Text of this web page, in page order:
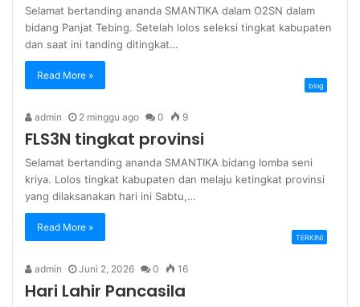
Selamat bertanding ananda SMANTIKA dalam O2SN dalam
bidang Panjat Tebing. Setelah lolos seleksi tingkat kabupaten
dan saat ini tanding ditingkat…
Read More »
blog
admin 2 minggu ago 0 9
FLS3N tingkat provinsi
Selamat bertanding ananda SMANTIKA bidang lomba seni
kriya. Lolos tingkat kabupaten dan melaju ketingkat provinsi
yang dilaksanakan hari ini Sabtu,…
Read More »
TERKINI
admin Juni 2, 2026 0 16
Hari Lahir Pancasila